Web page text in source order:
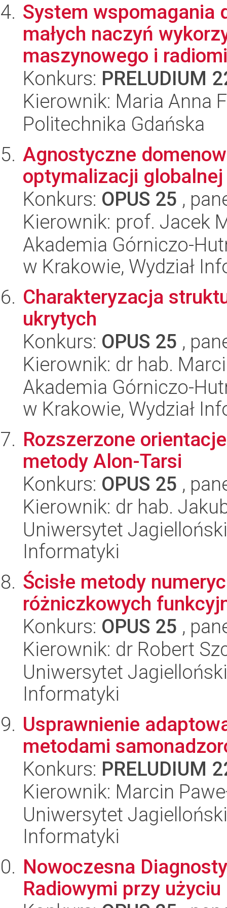
System wspomagania
małych naczyń
maszynowego i
Konkurs: PRELUDIUM
Kierownik: Maria Anna
Politechnika Gdańska
Agnostyczne
optymalizacji globalnej
Konkurs: OPUS 25 ,
Kierownik: prof. Jacek
Akademia Górniczo-
w Krakowie, Wydział
Charakteryzacja
ukrytych
Konkurs: OPUS 25 ,
Kierownik: dr hab.
Akademia Górniczo-
w Krakowie, Wydział
Rozszerzone
metody Alon-Tarsi
Konkurs: OPUS 25 ,
Kierownik: dr hab.
Uniwersytet
Informatyki
Ścisłe metody
różniczkowych
Konkurs: OPUS 25 ,
Kierownik: dr Robert
Uniwersytet
Informatyki
Usprawnienie
metodami
Konkurs: PRELUDIUM
Kierownik: Marcin
Uniwersytet
Informatyki
Nowoczesna
Radiowymi przy użyciu